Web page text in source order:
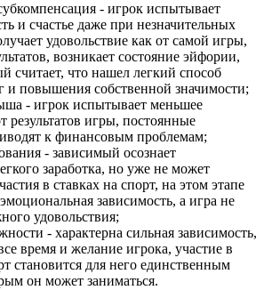
- игрок испытывает
и счастье даже при незначительных
удовольствие как от самой игры,
возникает состояние эйфории,
считает, что нашел легкий способ
и повышения собственной значимости;
- игрок испытывает меньшее
результатов игры, постоянные
к финансовым проблемам;
- зависимый осознает
заработка, но уже не может
в ставках на спорт, на этом этапе
зависимость, а игра не
удовольствия;
- характерна сильная зависимость,
время и желание игрока, участие в
становится для него единственным
он может заниматься.